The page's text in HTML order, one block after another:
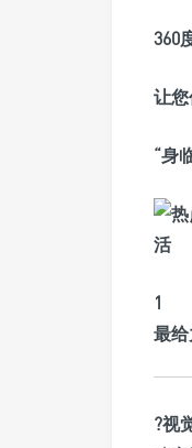
360
让
“身
1
最
?视